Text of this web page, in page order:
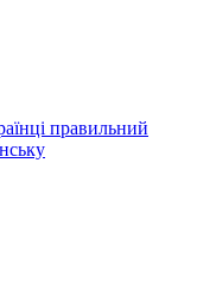
правильний